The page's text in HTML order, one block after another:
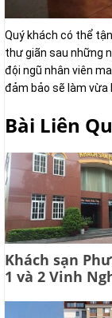
Quý khách có thể
thư giãn sau những
đội ngũ nhân viên
đảm bảo sẽ làm vừa
Bài Liên
Khách sạn
1 và 2 Vinh